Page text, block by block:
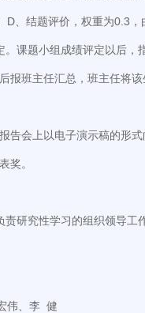
、结题评价，权重为0.3
。课题小组成绩评定以后
报班主任汇总，班主任将
告会上以电子演示稿的形
奖。
研究性学习的组织领导工作
伟、李 健